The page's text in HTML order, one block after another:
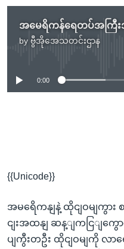
by ဗွီအိုအေသတင်းဌာန
No media
0:00
{{Unicode}}
အမရေိကနျနဲ့ ထိုငျဝမျကွာ
ငျးအထနျ ဆန့ျကငြျကွော
ပျကွီးတဦး ထိုငျဝမျကို လ